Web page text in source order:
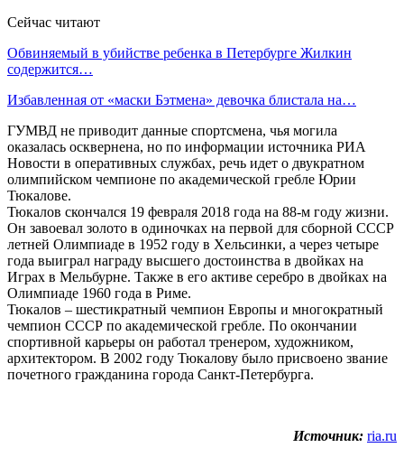
Сейчас читают
Обвиняемый в убийстве ребенка в Петербурге Жилкин
содержится…
Избавленная от «маски Бэтмена» девочка блистала на…
ГУМВД не приводит данные спортсмена, чья могила
оказалась осквернена, но по информации источника РИА
Новости в оперативных службах, речь идет о двукратном
олимпийском чемпионе по академической гребле Юрии
Тюкалове.
Тюкалов скончался 19 февраля 2018 года на 88-м году жизни.
Он завоевал золото в одиночках на первой для сборной СССР
летней Олимпиаде в 1952 году в Хельсинки, а через четыре
года выиграл награду высшего достоинства в двойках на
Играх в Мельбурне. Также в его активе серебро в двойках на
Олимпиаде 1960 года в Риме.
Тюкалов – шестикратный чемпион Европы и многократный
чемпион СССР по академической гребле. По окончании
спортивной карьеры он работал тренером, художником,
архитектором. В 2002 году Тюкалову было присвоено звание
почетного гражданина города Санкт-Петербурга.
Источник: ria.ru